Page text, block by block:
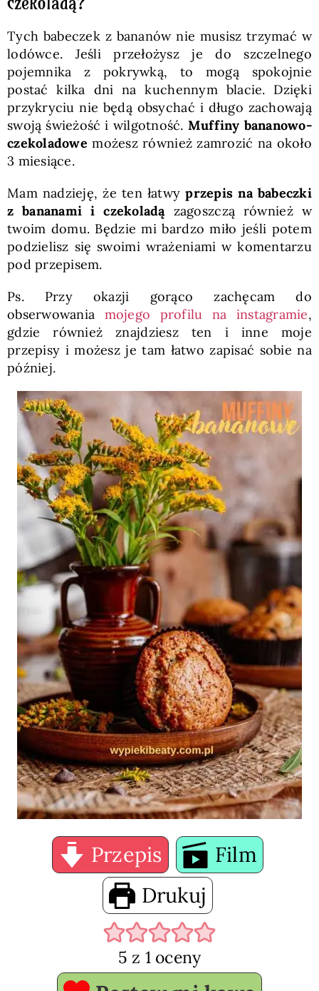
Tych babeczek z bananów nie musisz trzymać w
lodówce. Jeśli przełożysz je do szczelnego
pojemnika z pokrywką, to mogą spokojnie
postać kilka dni na kuchennym blacie. Dzięki
przykryciu nie będą obsychać i długo zachowają
swoją świeżość i wilgotność. Muffiny bananowo-
czekoladowe możesz również zamrozić na około
3 miesiące.
Mam nadzieję, że ten łatwyprzepis na babeczki
z bananami i czekoladązagoszczą również w
twoim domu. Będzie mi bardzo miło jeśli potem
podzielisz się swoimi wrażeniami w komentarzu
pod przepisem.
Ps. Przy okazji gorąco zachęcam do
obserwowania mojego profilu na instagramie,
gdzie również znajdziesz ten i inne moje
przepisy i możesz je tam łatwo zapisać sobie na
później.
Przepis
Film
Drukuj
5 z 1 oceny